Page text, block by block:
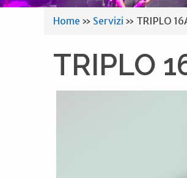
Home » Servizi » TRIPLO
TRIPLO